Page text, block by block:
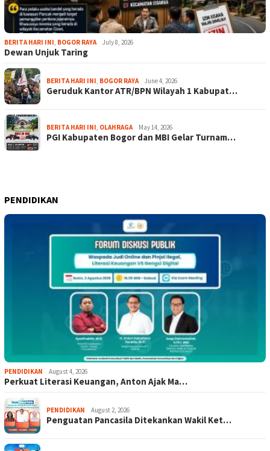
BERITA HARI INI, BOGOR RAYA July 8, 2026
Dewan Unjuk Taring
BERITA HARI INI, BOGOR RAYA June 4, 2026
Geruduk Kantor ATR/BPN Wilayah 1 Kabupat…
BERITA HARI INI, OLAHRAGA May 14, 2026
PGI Kabupaten Bogor dan MBI Gelar Turnam…
PENDIDIKAN
PENDIDIKAN August 4, 2026
Perkuat Literasi Keuangan, Anton Ajak Ma…
PENDIDIKAN August 2, 2026
Penguatan Pancasila Ditekankan Wakil Ket…